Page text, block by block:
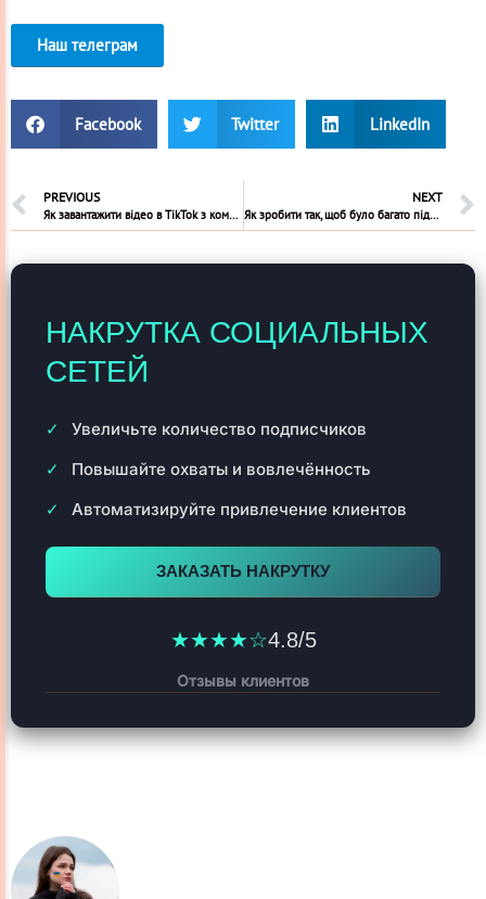
Наш телеграм
Facebook Twitter LinkedIn
PREVIOUS
Як завантажити відео в TikTok з комп’ютера
NEXT
Як зробити так, щоб було багато підписників в Інстаграмі?
НАКРУТКА СОЦИАЛЬНЫХ
СЕТЕЙ
Увеличьте количество подписчиков
Повышайте охваты и вовлечённость
Автоматизируйте привлечение клиентов
ЗАКАЗАТЬ НАКРУТКУ
★★★★☆4.8/5
Отзывы клиентов